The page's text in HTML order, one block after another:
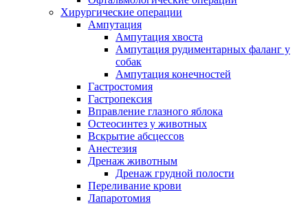
Хирургические операции
Ампутация
Ампутация хвоста
Ампутация рудиментарных фаланг у
собак
Ампутация конечностей
Гастростомия
Гастропексия
Вправление глазного яблока
Остеосинтез у животных
Вскрытие абсцессов
Анестезия
Дренаж животным
Дренаж грудной полости
Переливание крови
Лапаротомия